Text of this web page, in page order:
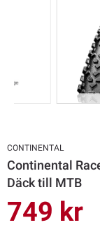
CONTINENTAL
Continental
Däck till MTB
749 kr